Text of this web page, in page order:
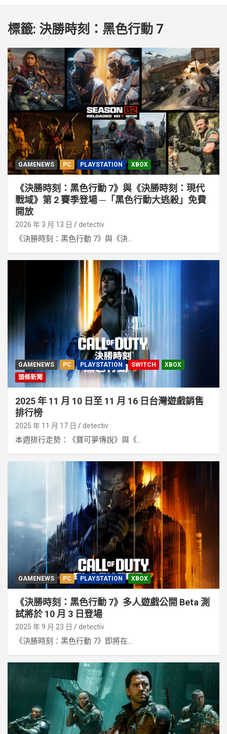
標籤: 決勝時刻：黑色行動 7
GAMENEWS PC PLAYSTATION XBOX
《決勝時刻：黑色行動 7》與《決勝時刻：現代
戰域》第 2 賽季登場 ─「黑色行動大逃殺」免費
開放
2026 年 3 月 13 日 detectiv
《決勝時刻：黑色行動 7》與《決...
GAMENEWS PC PLAYSTATION SWITCH
XBOX
頭條新聞
2025 年 11 月 10 日至 11 月 16 日台灣遊戲銷售
排行榜
2025 年 11 月 17 日 detectiv
本週排行走勢：《寶可夢傳說》與《...
GAMENEWS PC PLAYSTATION XBOX
《決勝時刻：黑色行動 7》多人遊戲公開 Beta 測
試將於 10 月 3 日登場
2025 年 9 月 23 日 detectiv
《決勝時刻：黑色行動 7》即將在...